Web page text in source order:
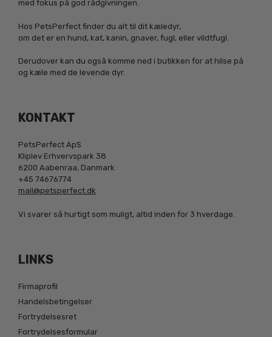
med fokus på god rådgivningen.
Hos PetsPerfect finder du alt til dit kæledyr,
om det er en hund, kat, kanin, gnaver, fugl, eller vildtfugl.
Derudover kan du også komme ned i butikken for at hilse på
og kæle med de levende dyr.
KONTAKT
PetsPerfect ApS
Kliplev Erhvervspark 38
6200 Aabenraa, Danmark
+45 74676774
mail@petsperfect.dk
Vi svarer så hurtigt som muligt, altid inden for 3 hverdage.
LINKS
Firmaprofil
Handelsbetingelser
Fortrydelsesret
Fortrydelsesformular